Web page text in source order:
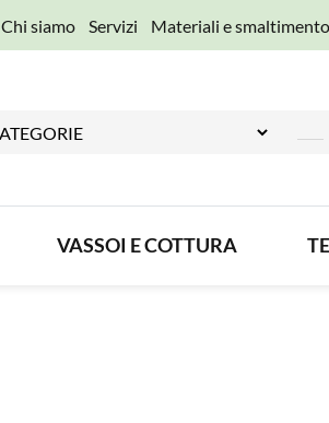
Chi siamo Servizi Materiali e smaltimento
VASSOI E COTTURA